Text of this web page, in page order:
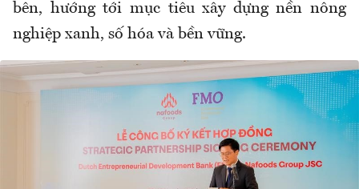
bên, hướng tới mục tiêu xây dựng nền nông
nghiệp xanh, số hóa và bền vững.